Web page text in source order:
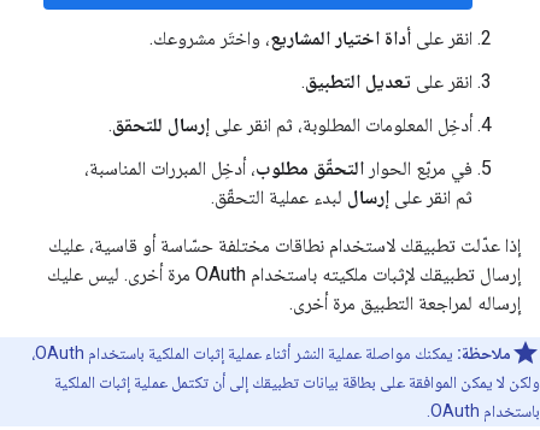
انقر على أداة اختيار المشاريع، واختَر مشروعك.
انقر على تعديل التطبيق.
أدخِل المعلومات المطلوبة، ثم انقر على إرسال للتحقق.
في مربّع الحوار التحقّق مطلوب، أدخِل المبررات المناسبة،
ثم انقر على إرسال لبدء عملية التحقّق.
إذا عدّلت تطبيقك لاستخدام نطاقات مختلفة حسّاسة أو قاسية، عليك
إرسال تطبيقك لإثبات ملكيته باستخدام OAuth مرة أخرى. ليس عليك
إرساله لمراجعة التطبيق مرة أخرى.
ملاحظة:
يمكنك مواصلة عملية النشر أثناء عملية إثبات الملكية باستخدام OAuth،
ولكن لا يمكن الموافقة على بطاقة بيانات تطبيقك إلى أن تكتمل عملية إثبات الملكية
باستخدام OAuth.